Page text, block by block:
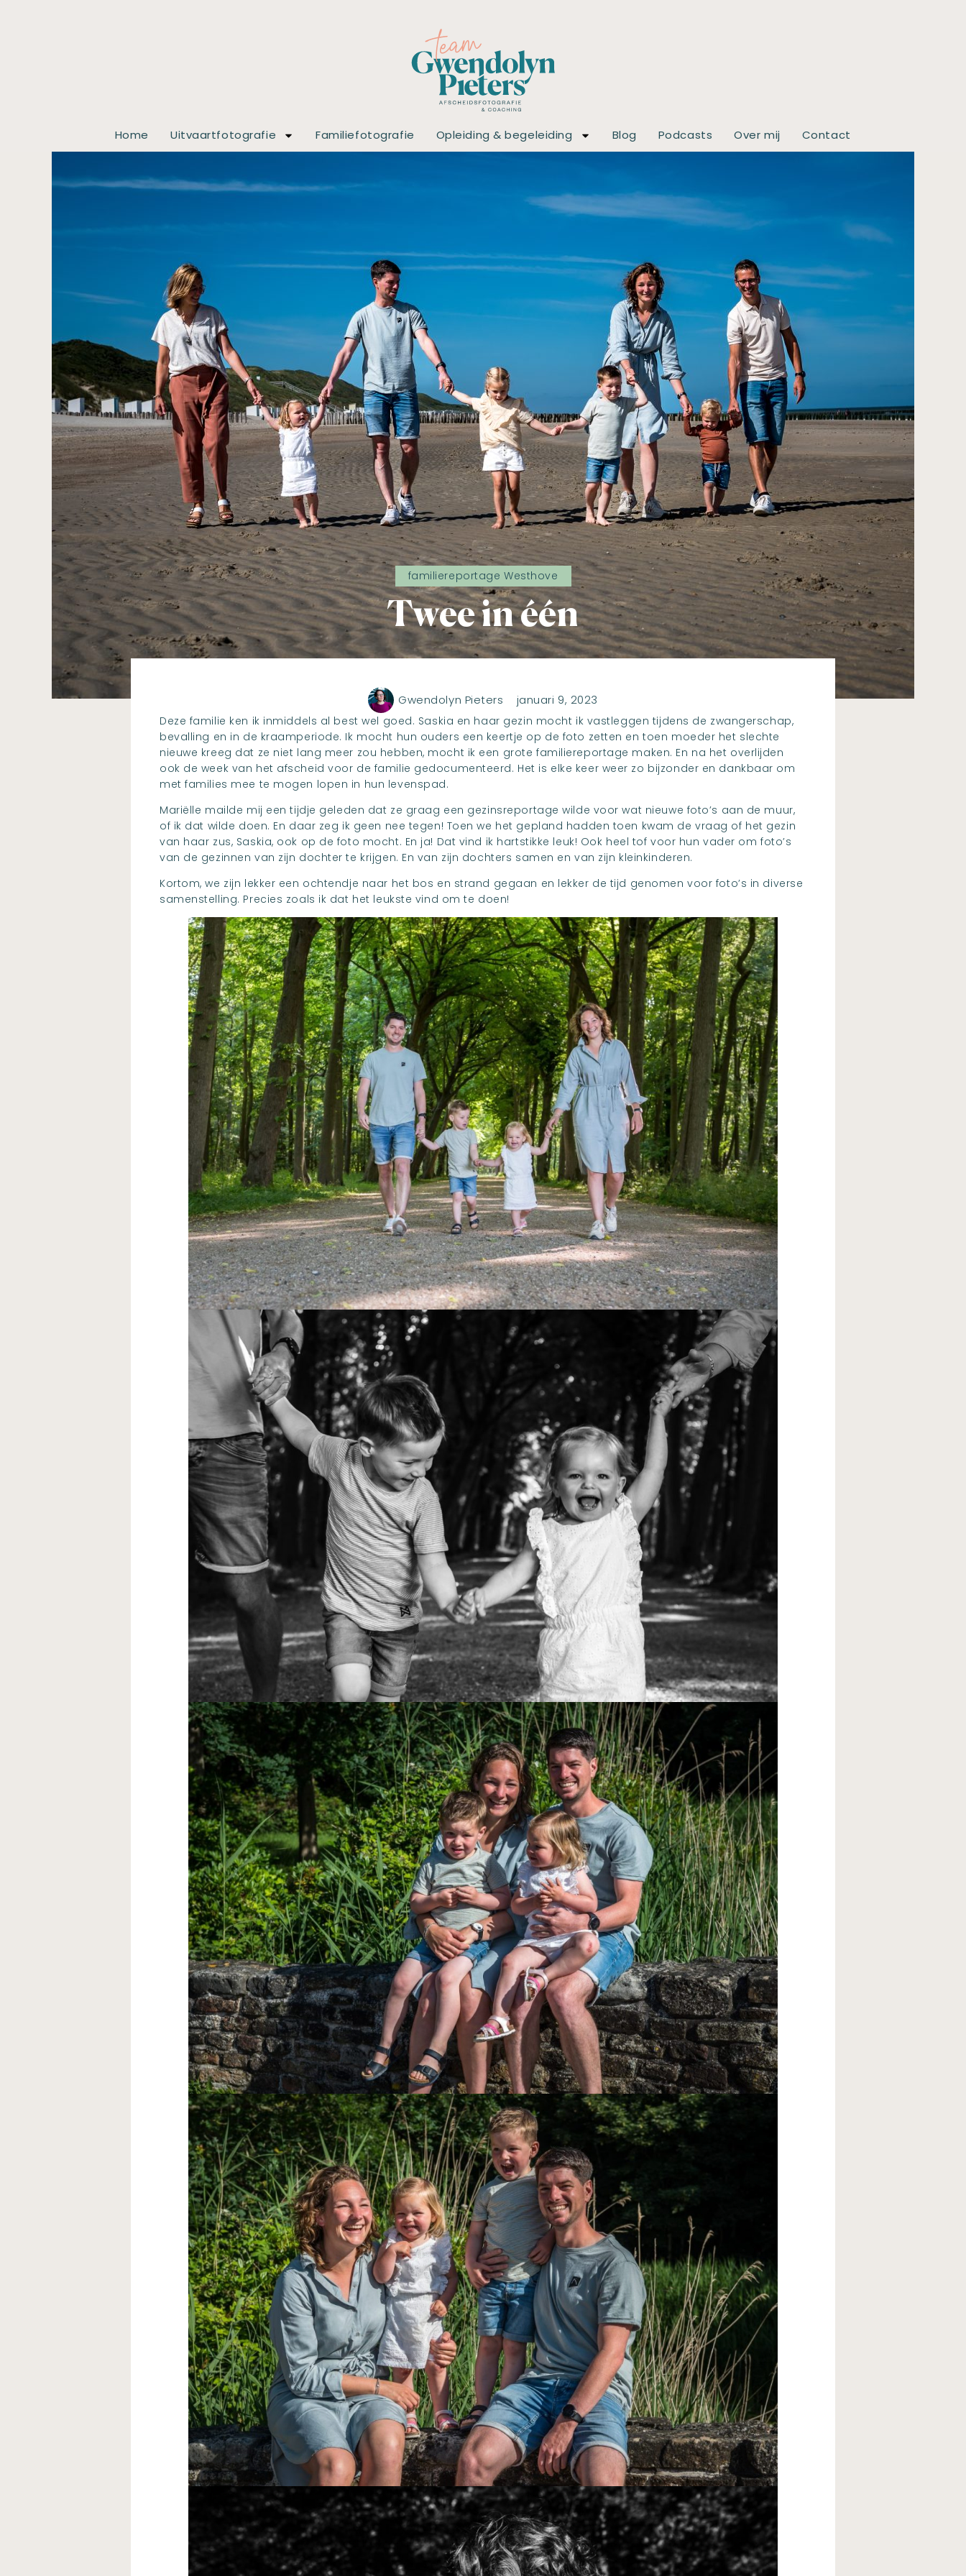
Home Uitvaartfotografie Familiefotografie Opleiding & begeleiding Blog Podcasts Over mij Contact
familiereportage Westhove
Twee in één
Gwendolyn Pieters januari 9, 2023
Deze familie ken ik inmiddels al best wel goed. Saskia en haar gezin mocht ik vastleggen tijdens de zwangerschap,
bevalling en in de kraamperiode. Ik mocht hun ouders een keertje op de foto zetten en toen moeder het slechte
nieuwe kreeg dat ze niet lang meer zou hebben, mocht ik een grote familiereportage maken. En na het overlijden
ook de week van het afscheid voor de familie gedocumenteerd. Het is elke keer weer zo bijzonder en dankbaar om
met families mee te mogen lopen in hun levenspad.
Mariëlle mailde mij een tijdje geleden dat ze graag een gezinsreportage wilde voor wat nieuwe foto’s aan de muur,
of ik dat wilde doen. En daar zeg ik geen nee tegen! Toen we het gepland hadden toen kwam de vraag of het gezin
van haar zus, Saskia, ook op de foto mocht. En ja! Dat vind ik hartstikke leuk! Ook heel tof voor hun vader om foto’s
van de gezinnen van zijn dochter te krijgen. En van zijn dochters samen en van zijn kleinkinderen.
Kortom, we zijn lekker een ochtendje naar het bos en strand gegaan en lekker de tijd genomen voor foto’s in diverse
samenstelling. Precies zoals ik dat het leukste vind om te doen!